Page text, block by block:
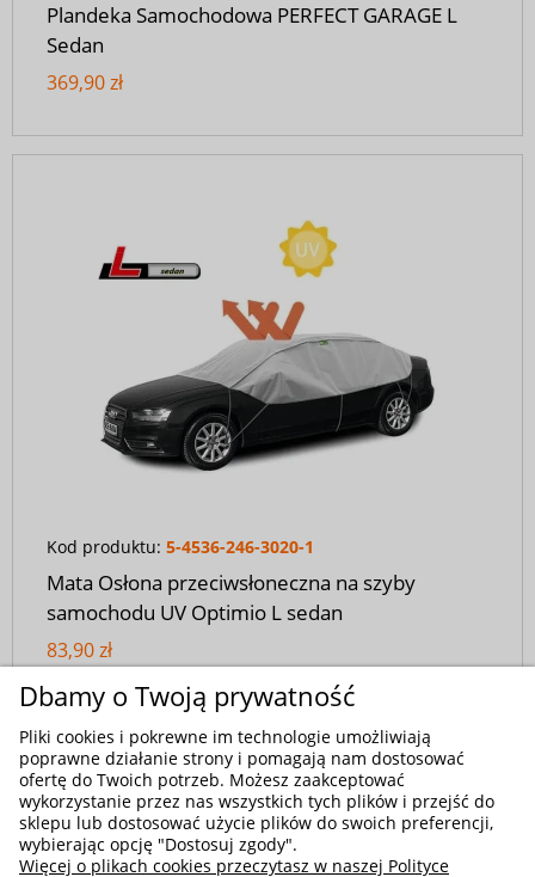
Plandeka Samochodowa PERFECT GARAGE L
Sedan
369,90 zł
Kod produktu: 5-4536-246-3020-1
Mata Osłona przeciwsłoneczna na szyby
samochodu UV Optimio L sedan
83,90 zł
Dbamy o Twoją prywatność
Pliki cookies i pokrewne im technologie umożliwiają
poprawne działanie strony i pomagają nam dostosować
ofertę do Twoich potrzeb. Możesz zaakceptować
wykorzystanie przez nas wszystkich tych plików i przejść do
sklepu lub dostosować użycie plików do swoich preferencji,
wybierając opcję "Dostosuj zgody".
Więcej o plikach cookies przeczytasz w naszej Polityce